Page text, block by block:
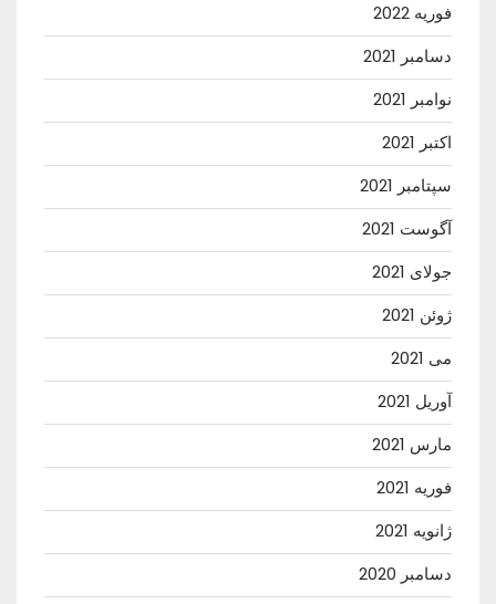
فوریه 2022
دسامبر 2021
نوامبر 2021
اکتبر 2021
سپتامبر 2021
آگوست 2021
جولای 2021
ژوئن 2021
می 2021
آوریل 2021
مارس 2021
فوریه 2021
ژانویه 2021
دسامبر 2020